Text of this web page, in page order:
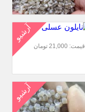
آرشیو
قیمت: 21,000 تومان
آرشیو